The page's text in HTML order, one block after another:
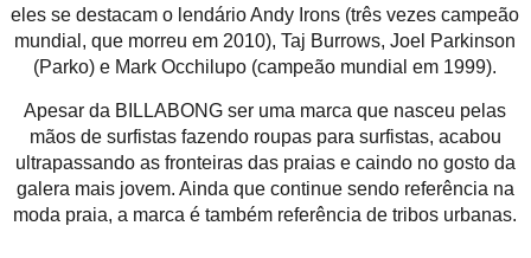
eles se destacam o lendário Andy Irons (três vezes campeão
mundial, que morreu em 2010), Taj Burrows, Joel Parkinson
(Parko) e Mark Occhilupo (campeão mundial em 1999).
Apesar da BILLABONG ser uma marca que nasceu pelas
mãos de surfistas fazendo roupas para surfistas, acabou
ultrapassando as fronteiras das praias e caindo no gosto da
galera mais jovem. Ainda que continue sendo referência na
moda praia, a marca é também referência de tribos urbanas.